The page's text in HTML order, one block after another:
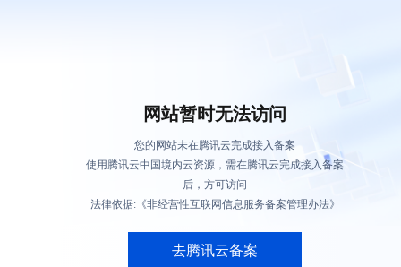
网站暂时无法访问
您的网站未在腾讯云完成接入备案
使用腾讯云中国境内云资源，需在腾讯云完成接入备案
后，方可访问
法律依据:《非经营性互联网信息服务备案管理办法》
去腾讯云备案